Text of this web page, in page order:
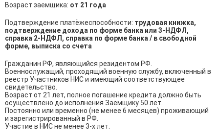
Возраст заемщика: от 21 года
Подтверждение платёжеспособности: трудовая книжка,
подтверждение дохода по форме банка или 3-НДФЛ,
справка 2-НДФЛ, справка по форме банка / в свободной
форме, выписка со счета
Гражданин РФ, являющийся резидентом РФ.
Военнослужащий, проходящий военную службу, включенный в
реестр Участников НИС и имеющий соответствующее
свидетельство.
Возраст от 21 лет, полное погашение кредита должно быть
осуществлено до исполнения Заемщику 50 лет.
Постоянно или временно (не менее 6 месяцев) проживающий
и зарегистрированный в РФ.
Участие в НИС не менее 3-х лет.